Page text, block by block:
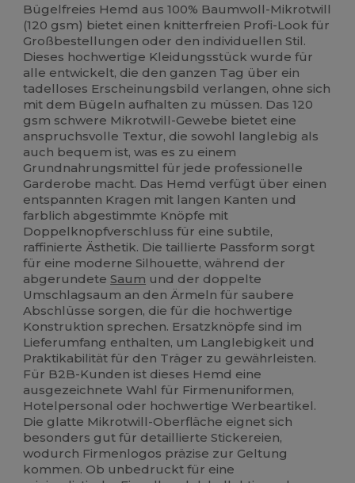
Bügelfreies Hemd aus 100% Baumwoll-Mikrotwill
(120 gsm) bietet einen knitterfreien Profi-Look für
Großbestellungen oder den individuellen Stil.
Dieses hochwertige Kleidungsstück wurde für
alle entwickelt, die den ganzen Tag über ein
tadelloses Erscheinungsbild verlangen, ohne sich
mit dem Bügeln aufhalten zu müssen. Das 120
gsm schwere Mikrotwill-Gewebe bietet eine
anspruchsvolle Textur, die sowohl langlebig als
auch bequem ist, was es zu einem
Grundnahrungsmittel für jede professionelle
Garderobe macht. Das Hemd verfügt über einen
entspannten Kragen mit langen Kanten und
farblich abgestimmte Knöpfe mit
Doppelknopfverschluss für eine subtile,
raffinierte Ästhetik. Die taillierte Passform sorgt
für eine moderne Silhouette, während der
abgerundeteSaum und der doppelte
Umschlagsaum an den Ärmeln für saubere
Abschlüsse sorgen, die für die hochwertige
Konstruktion sprechen. Ersatzknöpfe sind im
Lieferumfang enthalten, um Langlebigkeit und
Praktikabilität für den Träger zu gewährleisten.
Für B2B-Kunden ist dieses Hemd eine
ausgezeichnete Wahl für Firmenuniformen,
Hotelpersonal oder hochwertige Werbeartikel.
Die glatte Mikrotwill-Oberfläche eignet sich
besonders gut für detaillierte Stickereien,
wodurch Firmenlogos präzise zur Geltung
kommen. Ob unbedruckt für eine